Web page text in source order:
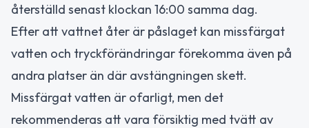
återställd senast klockan 16:00 samma dag.
Efter att vattnet åter är påslaget kan missfärgat
vatten och tryckförändringar förekomma även på
andra platser än där avstängningen skett.
Missfärgat vatten är ofarligt, men det
rekommenderas att vara försiktig med tvätt av